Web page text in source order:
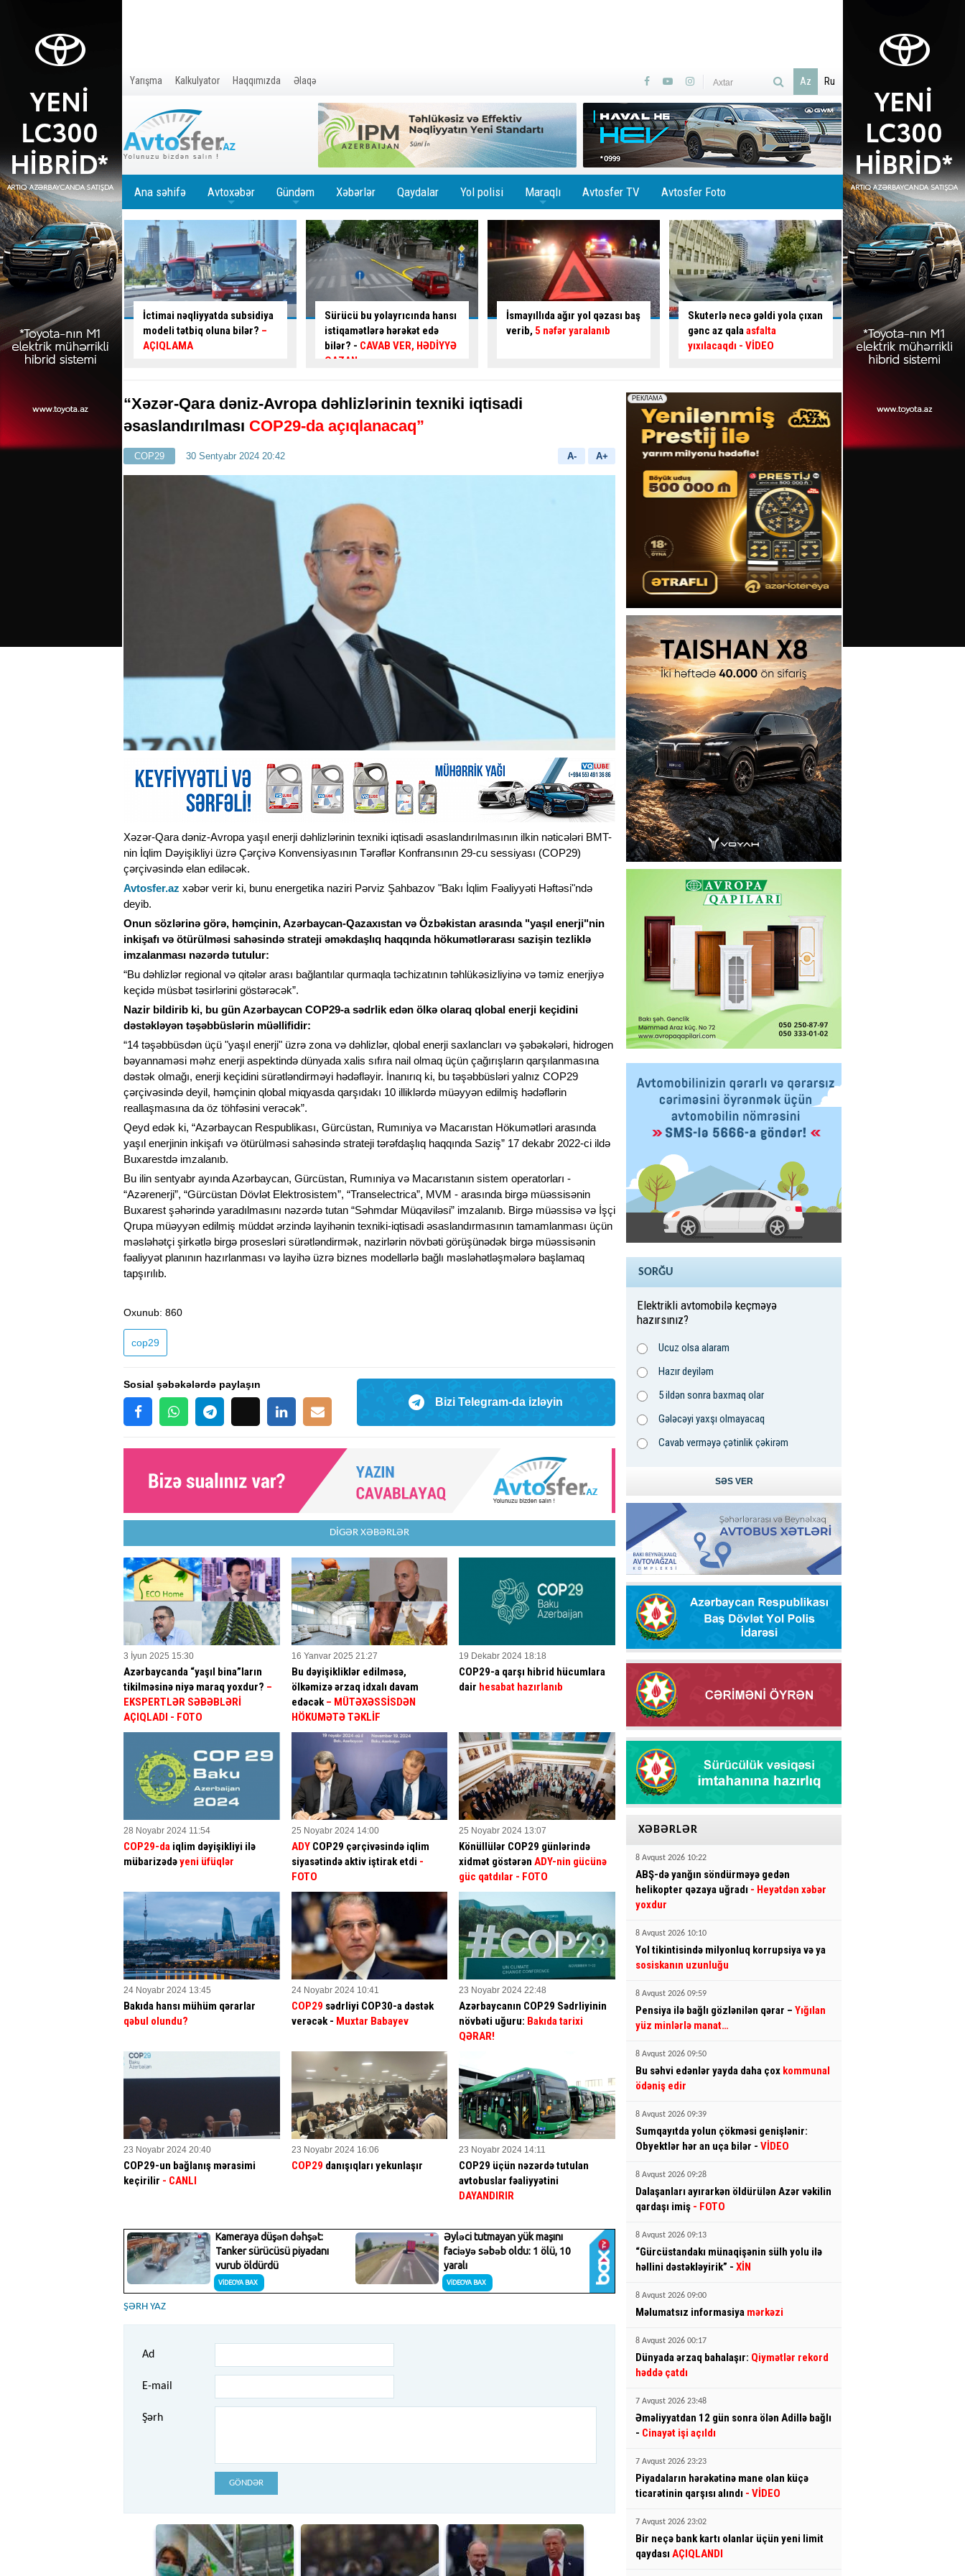
Yarışma Kalkulyator Haqqımızda Əlaqə Az Ru
Ana səhifə Avtoxəbər Gündəm Xəbərlər Qaydalar Yol polisi Maraqlı Avtosfer TV Avtosfer Foto
subsidiya
oluna bilər?–
Sürücü bu yolayrıcında hansı
istiqamətlərə hərəkət edə
bilər? -CAVAB VER, HƏDİYYƏ
İsmayıllıda ağır yol qəzası baş
verib,5 nəfər yaralanıb
Skuterlə necə gəldi yola çıxan
gənc az qalaasfalta
İsti hava avtomobilə necə
təsir edir? –Usta AÇIQLADI
Ölümlə yadda qalan
təhlükəli ötmə -
şəraiti yaratdı-
“Xəzər-Qara dəniz-Avropa dəhlizlərinin texniki iqtisadi
əsaslandırılması COP29-da açıqlanacaq”
COP29 30 Sentyabr 2024 20:42 A- A+
Xəzər-Qara dəniz-Avropa yaşıl enerji dəhlizlərinin texniki iqtisadi əsaslandırılmasının ilkin nəticələri BMT-
nin İqlim Dəyişikliyi üzrə Çərçivə Konvensiyasının Tərəflər Konfransının 29-cu sessiyası (COP29)
çərçivəsində elan ediləcək.
Avtosfer.az xəbər verir ki, bunu energetika naziri Pərviz Şahbazov "Bakı İqlim Fəaliyyəti Həftəsi"ndə
deyib.
Onun sözlərinə görə, həmçinin, Azərbaycan-Qazaxıstan və Özbəkistan arasında "yaşıl enerji"nin
inkişafı və ötürülməsi sahəsində strateji əməkdaşlıq haqqında hökumətlərarası sazişin tezliklə
imzalanması nəzərdə tutulur:
“Bu dəhlizlər regional və qitələr arası bağlantılar qurmaqla təchizatının təhlükəsizliyinə və təmiz enerjiyə
keçidə müsbət təsirlərini göstərəcək”.
Nazir bildirib ki, bu gün Azərbaycan COP29-a sədrlik edən ölkə olaraq qlobal enerji keçidini
dəstəkləyən təşəbbüslərin müəllifidir:
“14 təşəbbüsdən üçü "yaşıl enerji" üzrə zona və dəhlizlər, qlobal enerji saxlancları və şəbəkələri, hidrogen
bəyannaməsi məhz enerji aspektində dünyada xalis sıfıra nail olmaq üçün çağırışların qarşılanmasına
dəstək olmağı, enerji keçidini sürətləndirməyi hədəfləyir. İnanırıq ki, bu təşəbbüsləri yalnız COP29
çərçivəsində deyil, həmçinin qlobal miqyasda qarşıdakı 10 illiklərdə müəyyən edilmiş hədəflərin
reallaşmasına da öz töhfəsini verəcək”.
Qeyd edək ki, “Azərbaycan Respublikası, Gürcüstan, Rumıniya və Macarıstan Hökumətləri arasında
yaşıl enerjinin inkişafı və ötürülməsi sahəsində strateji tərəfdaşlıq haqqında Saziş” 17 dekabr 2022-ci ildə
Buxarestdə imzalanıb.
Bu ilin sentyabr ayında Azərbaycan, Gürcüstan, Rumıniya və Macarıstanın sistem operatorları -
“Azərenerji”, “Gürcüstan Dövlət Elektrosistem”, “Transelectrica”, MVM - arasında birgə müəssisənin
Buxarest şəhərində yaradılmasını nəzərdə tutan “Səhmdar Müqaviləsi” imzalanıb. Birgə müəssisə və İşçi
Qrupa müəyyən edilmiş müddət ərzində layihənin texniki-iqtisadi əsaslandırmasının tamamlanması üçün
məsləhətçi şirkətlə birgə prosesləri sürətləndirmək, nazirlərin növbəti görüşünədək birgə müəssisənin
fəaliyyət planının hazırlanması və layihə üzrə biznes modellərlə bağlı məsləhətləşmələrə başlamaq
tapşırılıb.
Oxunub: 860
cop29
Sosial şəbəkələrdə paylaşın
Bizi Telegram-da izləyin
DİGƏR XƏBƏRLƏR
3 İyun 2025 15:30
Azərbaycanda “yaşıl bina”ların
tikilməsinə niyə maraq yoxdur? –
EKSPERTLƏR SƏBƏBLƏRİ
AÇIQLADI - FOTO
16 Yanvar 2025 21:27
Bu dəyişikliklər edilməsə,
ölkəmizə ərzaq idxalı davam
edəcək– MÜTƏXƏSSİSDƏN
HÖKUMƏTƏ TƏKLİF
19 Dekabr 2024 18:18
COP29-a qarşı hibrid hücumlara
dair hesabat hazırlanıb
28 Noyabr 2024 11:54
COP29-da iqlim dəyişikliyi ilə
mübarizədəyeni üfüqlər
25 Noyabr 2024 14:00
ADY COP29 çərçivəsində iqlim
siyasətində aktiv iştirak etdi -
FOTO
25 Noyabr 2024 13:07
Könüllülər COP29 günlərində
xidmət göstərənADY-nin gücünə
güc qatdılar - FOTO
24 Noyabr 2024 13:45
Bakıda hansı mühüm qərarlar
qəbul olundu?
24 Noyabr 2024 10:41
COP29 sədrliyi COP30-a dəstək
verəcək - Muxtar Babayev
23 Noyabr 2024 22:48
Azərbaycanın COP29 Sədrliyinin
növbəti uğuru: Bakıda tarixi
QƏRAR!
23 Noyabr 2024 20:40
COP29-un bağlanış mərasimi
keçirilir - CANLI
23 Noyabr 2024 16:06
COP29 danışıqları yekunlaşır
23 Noyabr 2024 14:11
COP29 üçün nəzərdə tutulan
avtobuslar fəaliyyətini
DAYANDIRIR
ŞƏRH YAZ
Ad
E-mail
Şərh
GÖNDƏR
SORĞU
Elektrikli avtomobilə keçməyə
hazırsınız?
Ucuz olsa alaram
Hazır deyiləm
5 ildən sonra baxmaq olar
Gələcəyi yaxşı olmayacaq
Cavab verməyə çətinlik çəkirəm
XƏBƏRLƏR
8 Avqust 2026 10:22
ABŞ-də yanğın söndürməyə gedən
helikopter qəzaya uğradı - Heyətdən xəbər
yoxdur
8 Avqust 2026 10:10
Yol tikintisində milyonluq korrupsiya və ya
sosiskanın uzunluğu
8 Avqust 2026 09:59
Pensiya ilə bağlı gözlənilən qərar – Yığılan
yüz minlərlə manat…
8 Avqust 2026 09:50
Bu səhvi edənlər yayda daha çox kommunal
ödəniş edir
8 Avqust 2026 09:39
Sumqayıtda yolun çökməsi genişlənir:
Obyektlər hər an uça bilər - VİDEO
8 Avqust 2026 09:28
Dalaşanları ayırarkən öldürülən Azər vəkilin
qardaşı imiş - FOTO
8 Avqust 2026 09:13
“Gürcüstandakı münaqişənin sülh yolu ilə
həllini dəstəkləyirik” - XİN
8 Avqust 2026 09:00
Məlumatsız informasiya mərkəzi
8 Avqust 2026 00:17
Dünyada ərzaq bahalaşır: Qiymətlər rekord
həddə çatdı
7 Avqust 2026 23:48
Əməliyyatdan 12 gün sonra ölən Adillə bağlı
- Cinayət işi açıldı
7 Avqust 2026 23:23
Piyadaların hərəkətinə mane olan küçə
ticarətinin qarşısı alındı - VİDEO
7 Avqust 2026 23:02
Bir neçə bank kartı olanlar üçün yeni limit
qaydası AÇIQLANDI